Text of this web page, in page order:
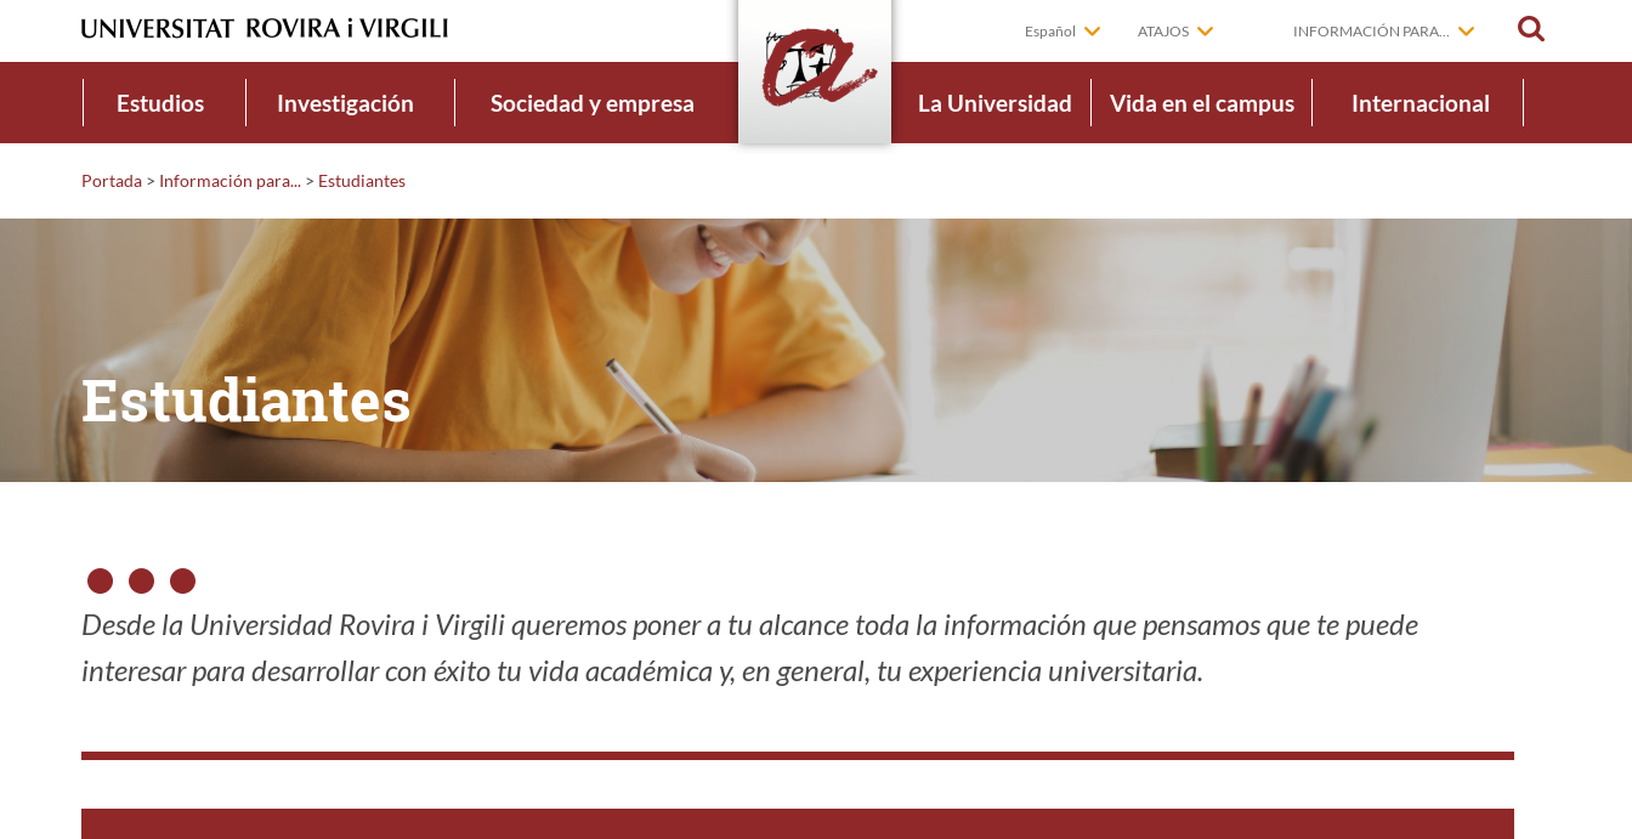
Español ATAJOS INFORMACIÓN PARA...
Estudios Investigación Sociedad y empresa La Universidad Vida en el campus Internacional
Portada > Información para... > Estudiantes
Estudiantes
Desde la Universidad Rovira i Virgili queremos poner a tu alcance toda la información que pensamos que te puede
interesar para desarrollar con éxito tu vida académica y, en general, tu experiencia universitaria.